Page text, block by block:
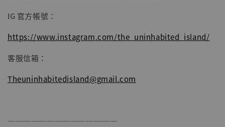
IG 官方帳號：
https://www.instagram.com/the_uninhabited_island/
客服信箱：
Theuninhabitedisland@gmail.com
──────────────